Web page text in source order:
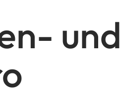
und